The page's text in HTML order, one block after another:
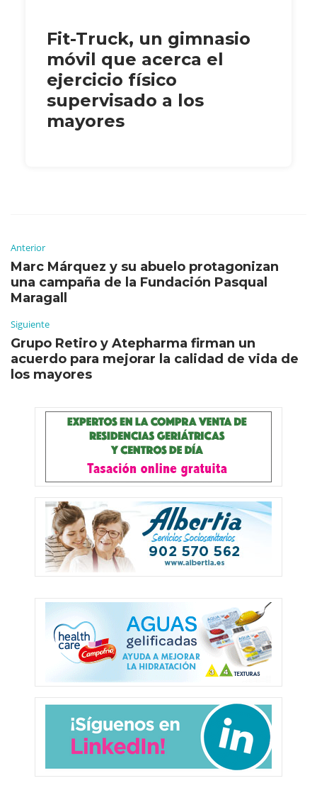
Fit-Truck, un gimnasio
móvil que acerca el
ejercicio físico
supervisado a los
mayores
Anterior
Marc Márquez y su abuelo protagonizan
una campaña de la Fundación Pasqual
Maragall
Siguiente
Grupo Retiro y Atepharma firman un
acuerdo para mejorar la calidad de vida de
los mayores